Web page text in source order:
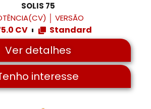
SOLIS 75
VERSÃO
CV Standard
Ver detalhes
interesse